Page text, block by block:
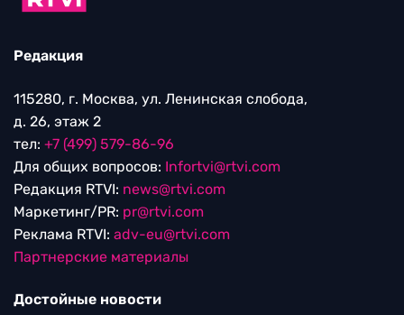
Редакция
115280, г. Москва, ул. Ленинская слобода,
д. 26, этаж 2
тел: +7 (499) 579-86-96
Для общих вопросов: Infortvi@rtvi.com
Редакция RTVI: news@rtvi.com
Маркетинг/PR: pr@rtvi.com
Реклама RTVI: adv-eu@rtvi.com
Партнерские материалы
Достойные новости